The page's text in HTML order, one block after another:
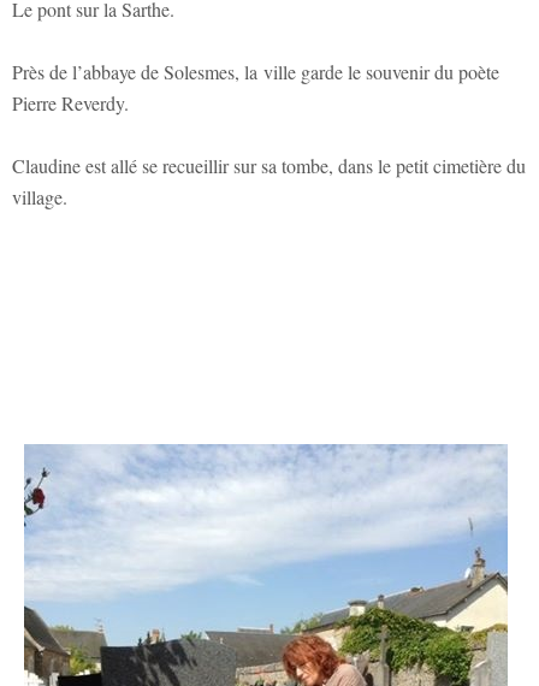
Le pont sur la Sarthe.
Près de l’abbaye de Solesmes, la ville garde le souvenir du poète
Pierre Reverdy.
Claudine est allé se recueillir sur sa tombe, dans le petit cimetière du
village.